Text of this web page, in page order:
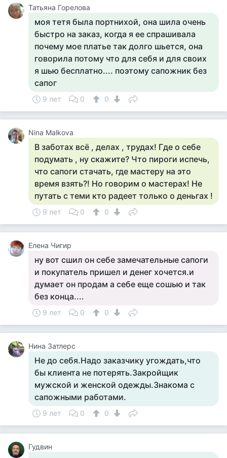
Татьяна Горелова
моя тетя была портнихой, она шила очень
быстро на заказ, когда я ее спрашивала
почему мое платье так долго шьется, она
говорила потому что для себя и для своих
я шью бесплатно.... поэтому сапожник без
сапог
9 лет 0 0
Nina Malkova
В заботах всё , делах , трудах! Где о себе
подумать , ну скажите? Что пироги испечь,
что сапоги стачать, где мастеру на это
время взять?! Но говорим о мастерах! Не
путать с теми кто радеет только о деньгах !
9 лет 0 0
Елена Чигир
ну вот сшил он себе замечательные сапоги
и покупатель пришел и денег хочется.и
думает он продам а себе еще сошью и так
без конца....
9 лет 0 0
Нина Затлерс
Не до себя.Надо заказчику угождать,что
бы клиента не потерять.Закройщик
мужской и женской одежды.Знакома с
сапожными работами.
9 лет 0 0
Гудвин